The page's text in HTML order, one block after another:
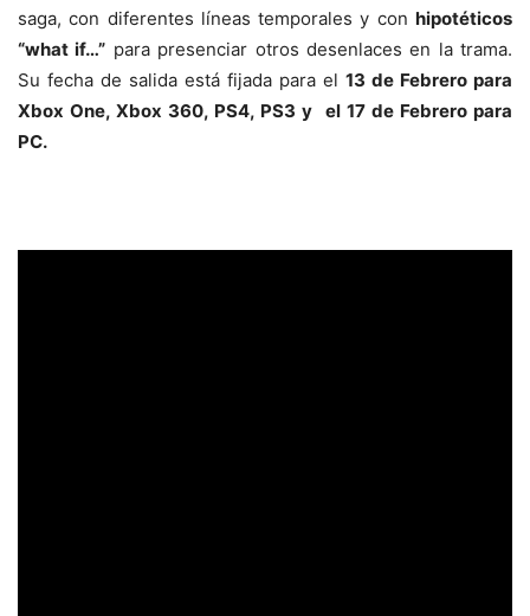
saga, con diferentes líneas temporales y con hipotéticos
“what if…” para presenciar otros desenlaces en la trama.
Su fecha de salida está fijada para el 13 de Febrero para
Xbox One, Xbox 360, PS4, PS3 y el 17 de Febrero para
PC.